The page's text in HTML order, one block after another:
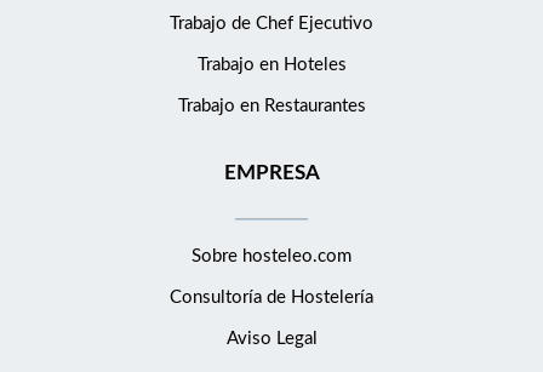
Trabajo de Chef Ejecutivo
Trabajo en Hoteles
Trabajo en Restaurantes
EMPRESA
Sobre hosteleo.com
Consultoría de Hostelería
Aviso Legal